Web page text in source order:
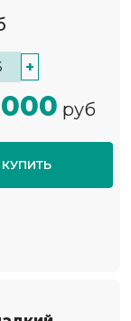
+
руб
КУПИТЬ